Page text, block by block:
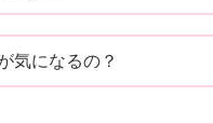
気になるの？